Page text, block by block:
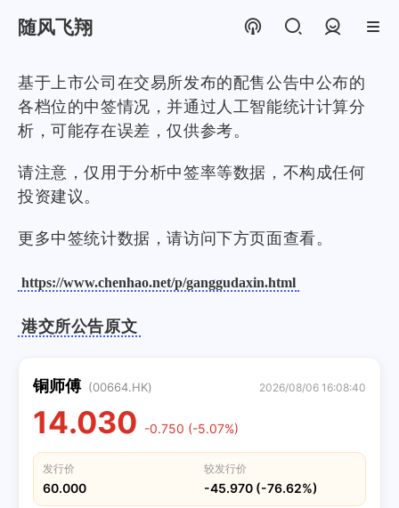
随风飞翔
基于上市公司在交易所发布的配售公告中公布的
各档位的中签情况，并通过人工智能统计计算分
析，可能存在误差，仅供参考。
请注意，仅用于分析中签率等数据，不构成任何
投资建议。
更多中签统计数据，请访问下方页面查看。
https://www.chenhao.net/p/ganggudaxin.html
港交所公告原文
铜师傅 (00664.HK) 2026/08/06 16:08:40
14.030 -0.750 (-5.07%)
发行价
60.000
较发行价
-45.970 (-76.62%)